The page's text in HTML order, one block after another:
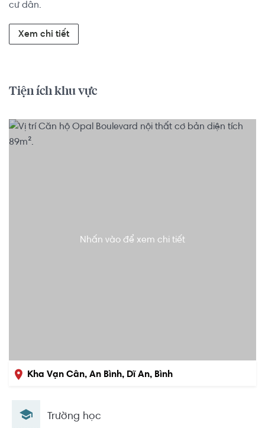
cư dân.
Xem chi tiết
Tiện ích khu vực
Nhấn vào để xem chi tiết
Kha Vạn Cân, An Bình, Dĩ An, Bình
Trường học